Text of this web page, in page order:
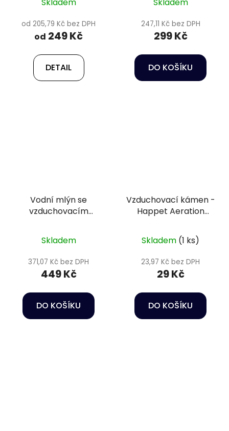
Skladem
od 205,79 Kč bez DPH
od 249 Kč
DETAIL
Skladem
247,11 Kč bez DPH
299 Kč
DO KOŠÍKU
Vodní mlýn se
vzduchovacím
Skladem
371,07 Kč bez DPH
449 Kč
DO KOŠÍKU
Vzduchovací kámen -
Happet Aeration
Skladem (1 ks)
23,97 Kč bez DPH
29 Kč
DO KOŠÍKU